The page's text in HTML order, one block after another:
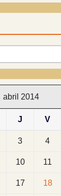
abril 2014
J V
3 4
10 11
17 18